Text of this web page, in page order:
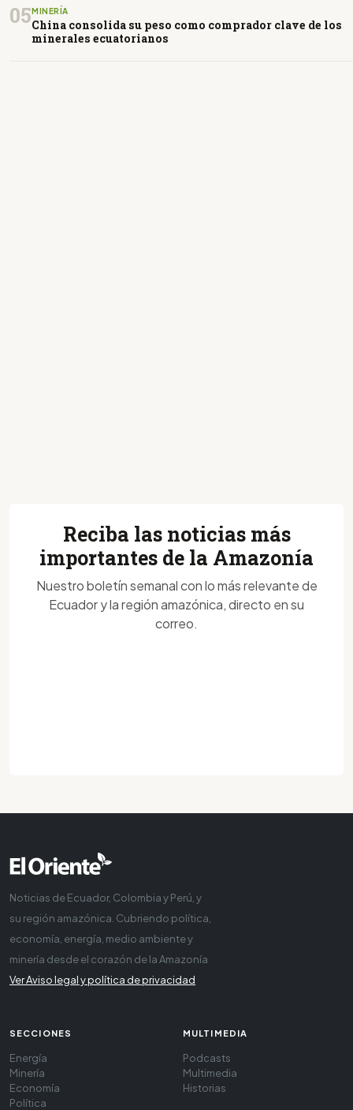
05MINERÍA
China consolida su peso como comprador clave de los
minerales ecuatorianos
Reciba las noticias más
importantes de la Amazonía
Nuestro boletín semanal con lo más relevante de
Ecuador y la región amazónica, directo en su
correo.
Noticias de Ecuador, Colombia y Perú, y
su región amazónica. Cubriendo política,
economía, energía, medio ambiente y
minería desde el corazón de la Amazonía
Ver Aviso legal y política de privacidad
SECCIONES
Energía
Minería
Economía
Política
MULTIMEDIA
Podcasts
Multimedia
Historias